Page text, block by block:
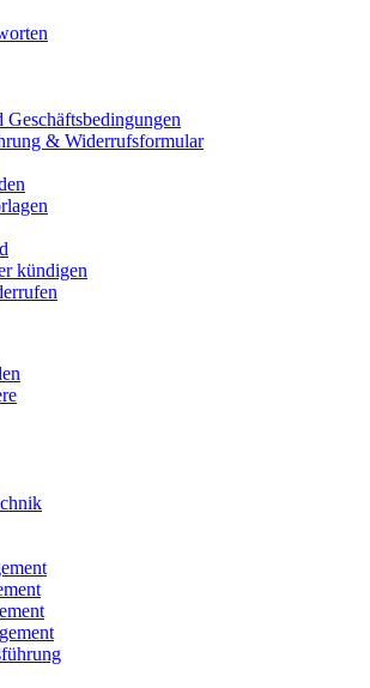
Geschäftsbedingungen
& Widerrufsformular
kündigen